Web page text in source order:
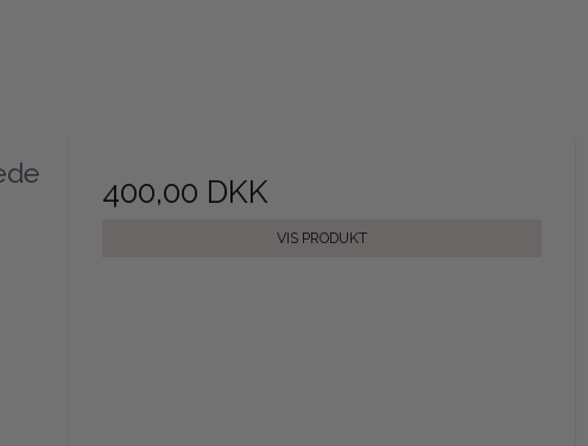
400,00 DKK
VIS PRODUKT